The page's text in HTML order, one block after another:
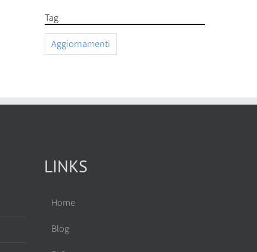
Tag
Aggiornamenti
LINKS
Home
Blog